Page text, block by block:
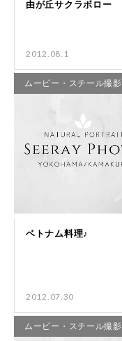
2012.08.1
ムービー・スチール撮影
2012.07.30
ムービー・スチール撮影